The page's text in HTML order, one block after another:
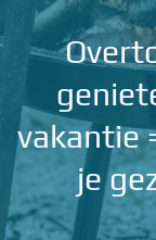
vakantie
je